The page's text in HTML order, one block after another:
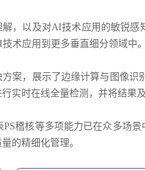
，以及对AI技术应用的敏锐
术应用到更多垂直细分领域中。
案，展示了边缘计算与图像
实时在线全量检测，并将结果
PS稽核等多项能力已在众多场
的精细化管理。